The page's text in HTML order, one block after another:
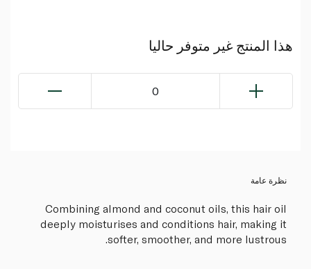
هذا المنتج غير متوفر حاليا
0
نظرة عامة
Combining almond and coconut oils, this hair oil
deeply moisturises and conditions hair, making it
softer, smoother, and more lustrous.